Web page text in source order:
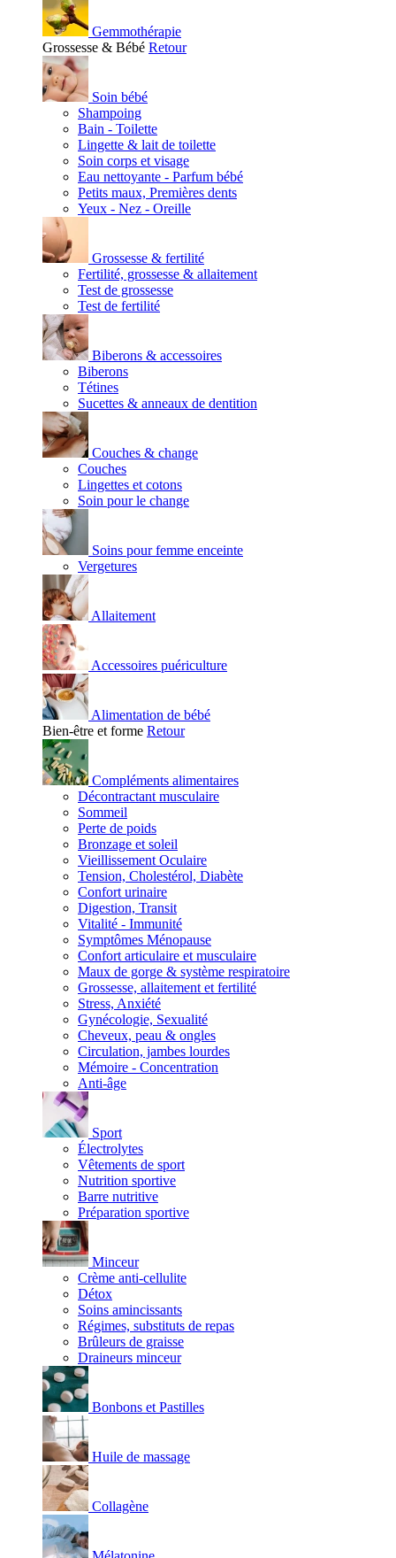
Gemmothérapie
Grossesse & Bébé Retour
Soin bébé
Shampoing
Bain - Toilette
Lingette & lait de toilette
Soin corps et visage
Eau nettoyante - Parfum bébé
Petits maux, Premières dents
Yeux - Nez - Oreille
Grossesse & fertilité
Fertilité, grossesse & allaitement
Test de grossesse
Test de fertilité
Biberons & accessoires
Biberons
Tétines
Sucettes & anneaux de dentition
Couches & change
Couches
Lingettes et cotons
Soin pour le change
Soins pour femme enceinte
Vergetures
Allaitement
Accessoires puériculture
Alimentation de bébé
Bien-être et forme Retour
Compléments alimentaires
Décontractant musculaire
Sommeil
Perte de poids
Bronzage et soleil
Vieillissement Oculaire
Tension, Cholestérol, Diabète
Confort urinaire
Digestion, Transit
Vitalité - Immunité
Symptômes Ménopause
Confort articulaire et musculaire
Maux de gorge & système respiratoire
Grossesse, allaitement et fertilité
Stress, Anxiété
Gynécologie, Sexualité
Cheveux, peau & ongles
Circulation, jambes lourdes
Mémoire - Concentration
Anti-âge
Sport
Électrolytes
Vêtements de sport
Nutrition sportive
Barre nutritive
Préparation sportive
Minceur
Crème anti-cellulite
Détox
Soins amincissants
Régimes, substituts de repas
Brûleurs de graisse
Draineurs minceur
Bonbons et Pastilles
Huile de massage
Collagène